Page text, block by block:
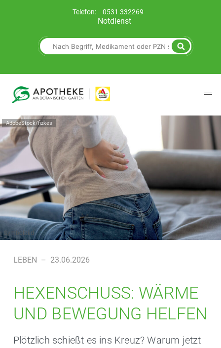
Telefon: 0531 332269
Notdienst
AdobeStock/fizkes
Symbolbild
LEBEN – 23.06.2026
HEXENSCHUSS: WÄRME
UND BEWEGUNG HELFEN
Plötzlich schießt es ins Kreuz? Warum jetzt